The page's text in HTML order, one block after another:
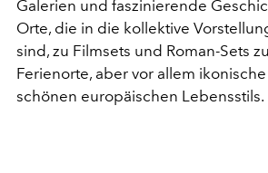
Galerien und faszinierende
Orte, die in die kollektive
sind, zu Filmsets und Roman-Sets
Ferienorte, aber vor allem
schönen europäischen Lebensstils.